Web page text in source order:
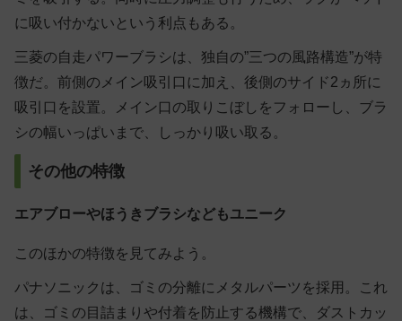
に吸い付かないという利点もある。
三菱の自走パワーブラシは、独自の”三つの風路構造”が特
徴だ。前側のメイン吸引口に加え、後側のサイド2ヵ所に
吸引口を設置。メイン口の取りこぼしをフォローし、ブラ
シの幅いっぱいまで、しっかり吸い取る。
その他の特徴
エアブローやほうきブラシなどもユニーク
このほかの特徴を見てみよう。
パナソニックは、ゴミの分離にメタルパーツを採用。これ
は、ゴミの目詰まりや付着を防止する機構で、ダストカッ